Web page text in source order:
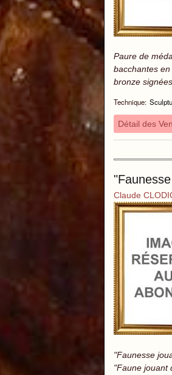
Paure de
bacchantes
bronze signées
Technique:
Détail des
Claude
"Faunesse
"Faune jouant